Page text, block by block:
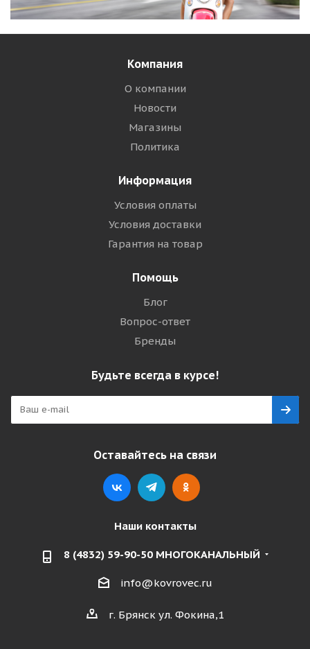
Компания
О компании
Новости
Магазины
Политика
Информация
Условия оплаты
Условия доставки
Гарантия на товар
Помощь
Блог
Вопрос-ответ
Бренды
Будьте всегда в курсе!
Оставайтесь на связи
Наши контакты
8 (4832) 59-90-50 МНОГОКАНАЛЬНЫЙ
info@kovrovec.ru
г. Брянск ул. Фокина,1